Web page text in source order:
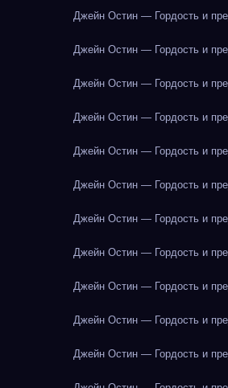
Джейн Остин — Гордость и
Джейн Остин — Гордость и
Джейн Остин — Гордость и
Джейн Остин — Гордость и
Джейн Остин — Гордость и
Джейн Остин — Гордость и
Джейн Остин — Гордость и
Джейн Остин — Гордость и
Джейн Остин — Гордость и
Джейн Остин — Гордость и
Джейн Остин — Гордость и